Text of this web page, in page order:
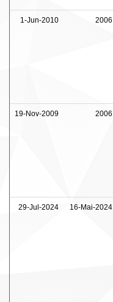
1-Jun-2010 2006
19-Nov-2009 2006
29-Jul-2024 16-Mai-2024